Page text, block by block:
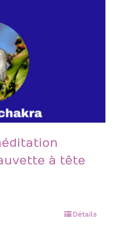
à tête
Détails